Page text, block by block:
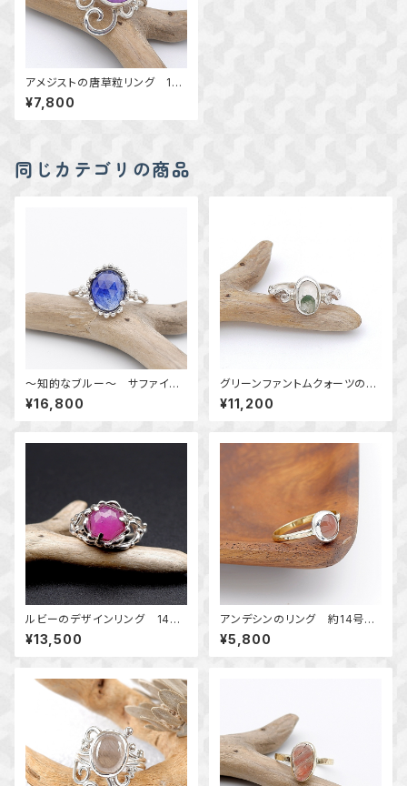
アメジストの唐草粒リング 14
号 ～高貴な紫～ 天然石
アクセサリー 指輪 一点物ア
クセサリー
¥7,800
同じカテゴリの商品
～知的なブルー～ サファイア
の粒飾りリング 約14号 天然
石アクセサリー 一点物 mac
ari
¥16,800
グリーンファントムクォーツの唐
草リング 14号 ～風景を閉じ
込めて～ 天然石アクセサリ
ー 一点物
¥11,200
ルビーのデザインリング 14
号 ～落ち着いた大人の輝き
～ 天然石アクセサリー 指
輪 一点物
¥13,500
アンデシンのリング 約14号
～揺らめく色彩～ 天然石アク
セサリー 指輪 一点物
¥5,800